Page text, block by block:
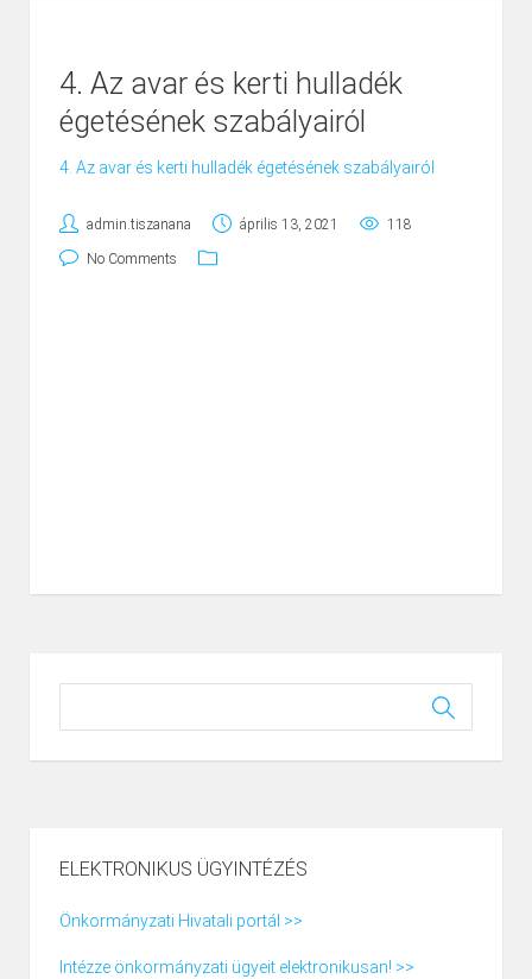
4. Az avar és kerti hulladék
égetésének szabályairól
4. Az avar és kerti hulladék égetésének szabályairól
admin.tiszanana április 13, 2021 118
No Comments
ELEKTRONIKUS ÜGYINTÉZÉS
Önkormányzati Hivatali portál >>
Intézze önkormányzati ügyeit elektronikusan! >>